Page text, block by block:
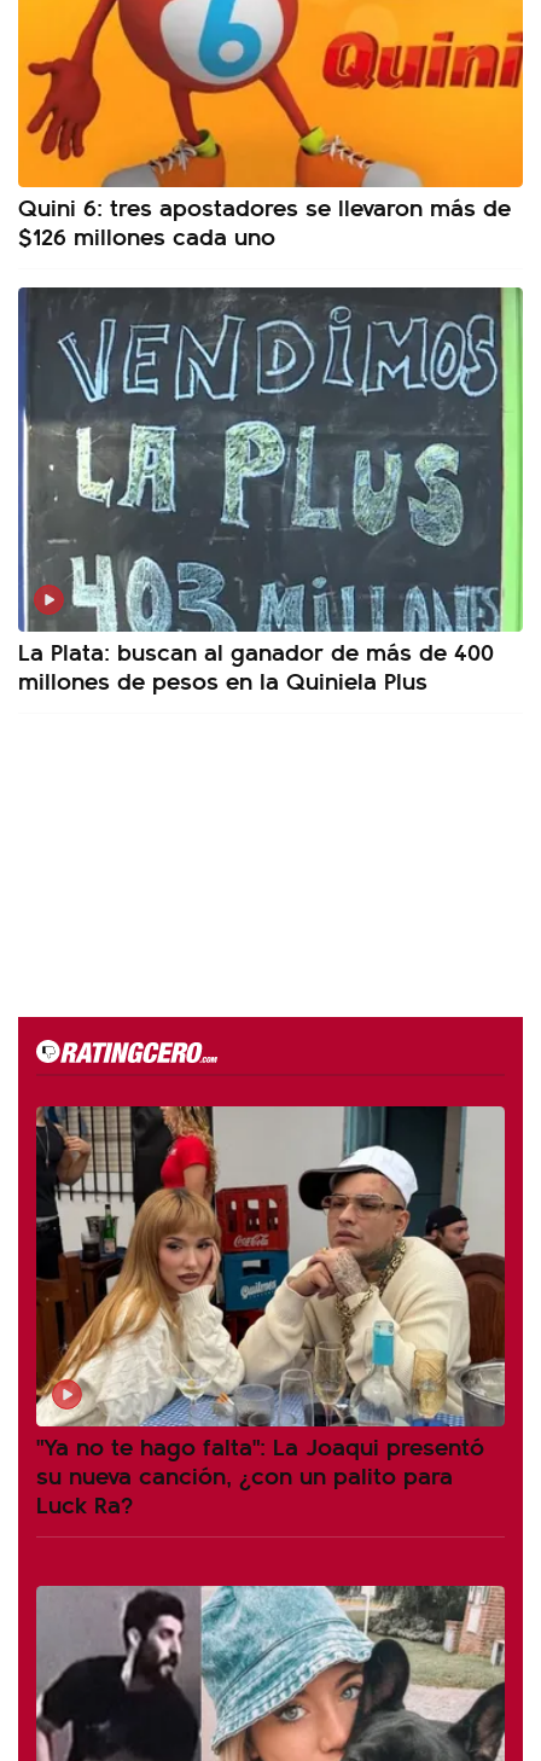
Quini 6: tres apostadores se llevaron más de
$126 millones cada uno
La Plata: buscan al ganador de más de 400
millones de pesos en la Quiniela Plus
"Ya no te hago falta": La Joaqui presentó
su nueva canción, ¿con un palito para
Luck Ra?